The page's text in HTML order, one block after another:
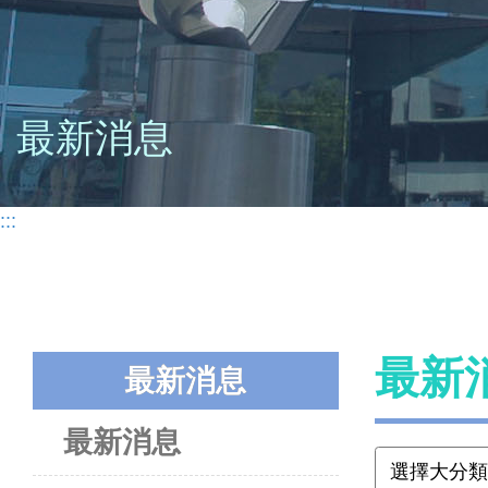
最新消息
:::
最新消息
最新消息
最新